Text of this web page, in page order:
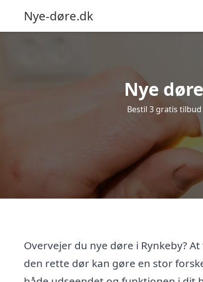
Nye-døre.dk
Nye
Bestil 3 gratis
Overvejer du nye døre i Rynkeby?
den rette dør kan gøre en stor